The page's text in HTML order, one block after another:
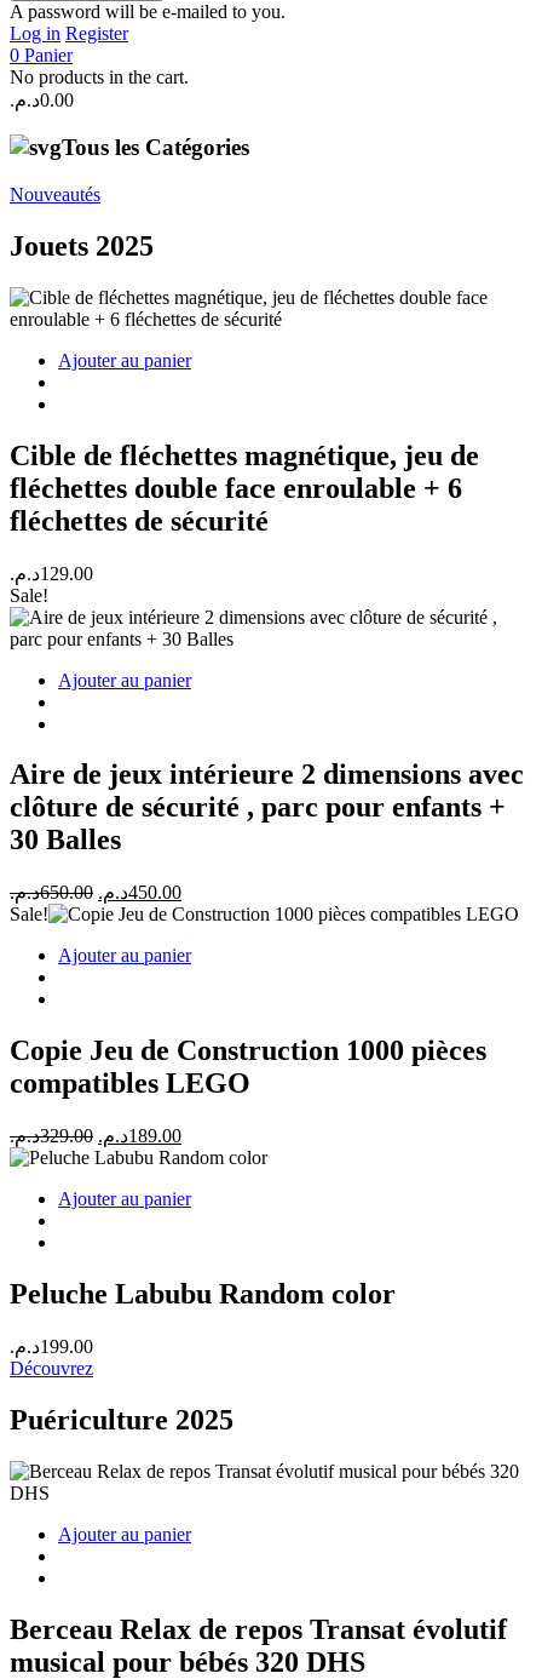
A password will be e-mailed to you.
Log in Register
0 Panier
No products in the cart.
0.00د.م.
Tous les Catégories
Nouveautés
Jouets 2025
Ajouter au panier
Cible de fléchettes magnétique, jeu de
fléchettes double face enroulable + 6
fléchettes de sécurité
129.00د.م.
Sale!
Ajouter au panier
Aire de jeux intérieure 2 dimensions avec
clôture de sécurité , parc pour enfants +
30 Balles
650.00د.م.
Le
prix
était :
450.00د.م.
Le
prix
est :
Sale!
Ajouter au panier
Copie Jeu de Construction 1000 pièces
compatibles LEGO
329.00د.م.
Le
prix
était :
189.00د.م.
Le
prix
est :
Ajouter au panier
Peluche Labubu Random color
199.00د.م.
Découvrez
Puériculture 2025
Ajouter au panier
Berceau Relax de repos Transat évolutif
musical pour bébés 320 DHS